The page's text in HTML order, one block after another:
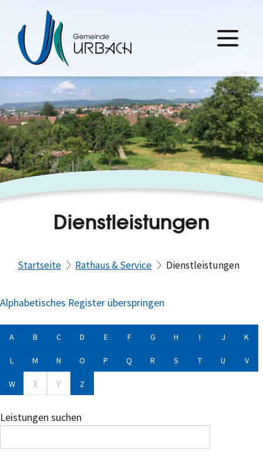
Dienstleistungen
Startseite Rathaus & Service Dienstleistungen
Alphabetisches Register überspringen
A B C D E F G H I J K
L M N O P Q R S T U V
W X Y Z
Leistungen suchen